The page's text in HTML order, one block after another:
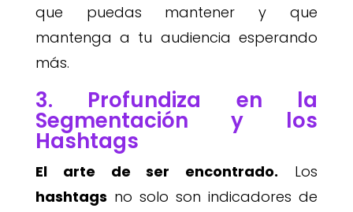
que puedas mantener y que
mantenga a tu audiencia esperando
más.
3. Profundiza en la
Segmentación y los
Hashtags
El arte de ser encontrado. Los
hashtags no solo son indicadores de